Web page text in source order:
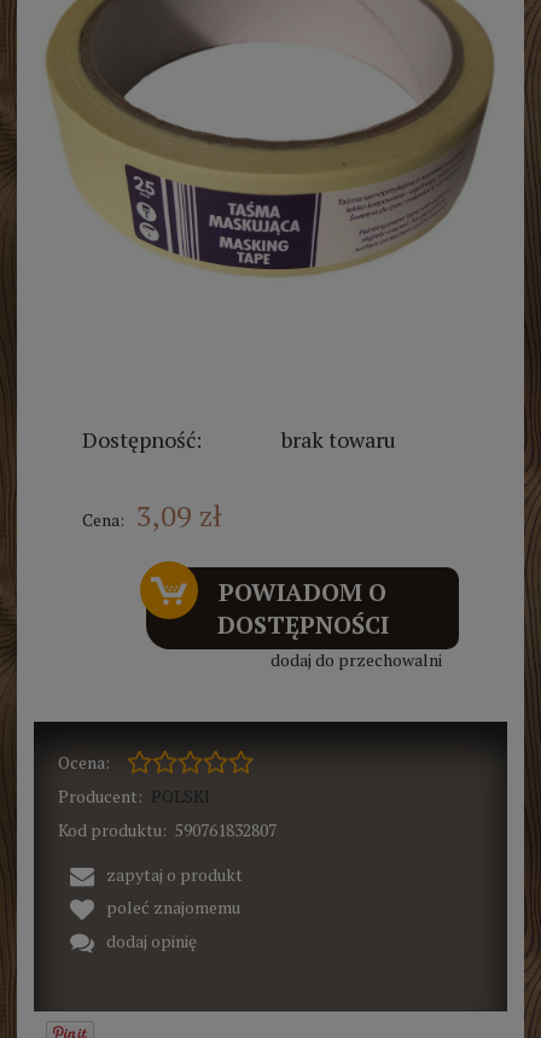
Dostępność: brak towaru
Cena: 3,09 zł
POWIADOM O
DOSTĘPNOŚCI
dodaj do przechowalni
Ocena:
Producent: POLSKI
Kod produktu: 590761832807
zapytaj o produkt
poleć znajomemu
dodaj opinię